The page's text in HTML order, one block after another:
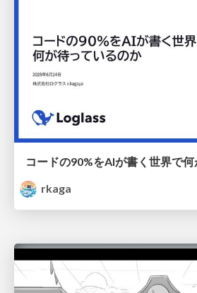
rkaga